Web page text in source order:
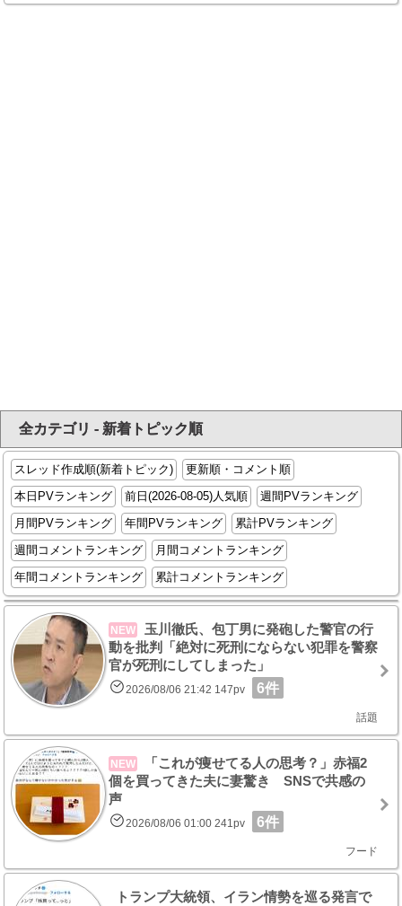
全カテゴリ - 新着トピック順
スレッド作成順(新着トピック)
更新順・コメント順
本日PVランキング
前日(2026-08-05)人気順
週間PVランキング
月間PVランキング
年間PVランキング
累計PVランキング
週間コメントランキング
月間コメントランキング
年間コメントランキング
累計コメントランキング
NEW
玉川徹氏、包丁男に発砲した警官の行
動を批判「絶対に死刑にならない犯罪を警察
官が死刑にしてしまった」
2026/08/06 21:42 147pv 6件
話題
NEW
「これが痩せてる人の思考？」赤福2
個を買ってきた夫に妻驚き SNSで共感の
声
2026/08/06 01:00 241pv 6件
フード
トランプ大統領、イラン情勢を巡る発言で